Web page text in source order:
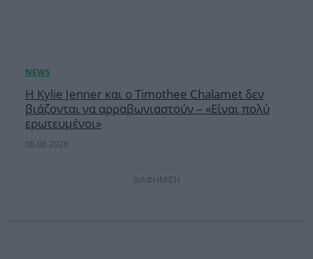
Η Kylie Jenner και ο Timothee Chalamet δεν
βιάζονται να αρραβωνιαστούν – «Είναι πολύ
ερωτευμένοι»
08.08.2026
ΔΙΑΦΗΜΙΣΗ